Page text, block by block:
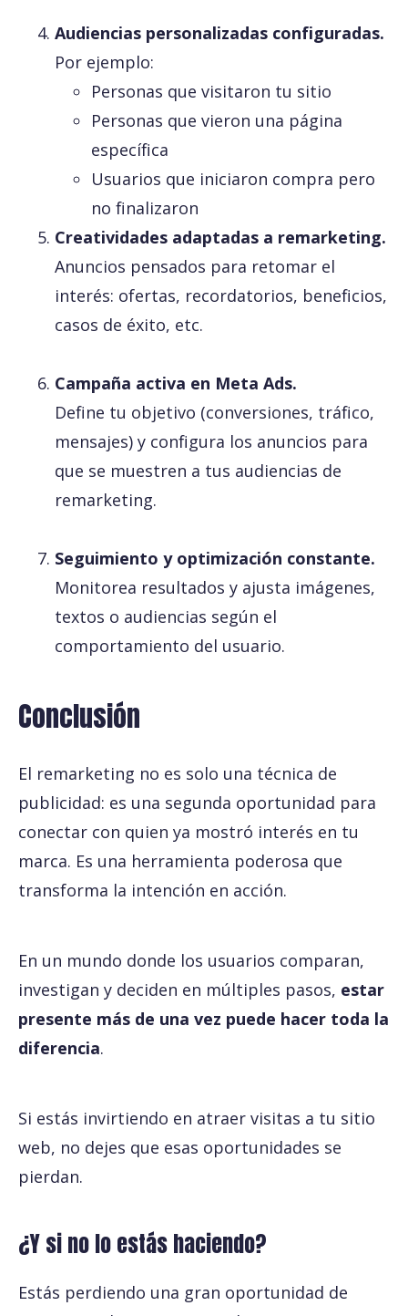
Audiencias personalizadas configuradas.
Por ejemplo:
Personas que visitaron tu sitio
Personas que vieron una página
específica
Usuarios que iniciaron compra pero
no finalizaron
Creatividades adaptadas a remarketing.
Anuncios pensados para retomar el
interés: ofertas, recordatorios, beneficios,
casos de éxito, etc.
Campaña activa en Meta Ads.
Define tu objetivo (conversiones, tráfico,
mensajes) y configura los anuncios para
que se muestren a tus audiencias de
remarketing.
Seguimiento y optimización constante.
Monitorea resultados y ajusta imágenes,
textos o audiencias según el
comportamiento del usuario.
Conclusión
El remarketing no es solo una técnica de
publicidad: es una segunda oportunidad para
conectar con quien ya mostró interés en tu
marca. Es una herramienta poderosa que
transforma la intención en acción.
En un mundo donde los usuarios comparan,
investigan y deciden en múltiples pasos, estar
presente más de una vez puede hacer toda la
diferencia.
Si estás invirtiendo en atraer visitas a tu sitio
web, no dejes que esas oportunidades se
pierdan.
¿Y si no lo estás haciendo?
Estás perdiendo una gran oportunidad de